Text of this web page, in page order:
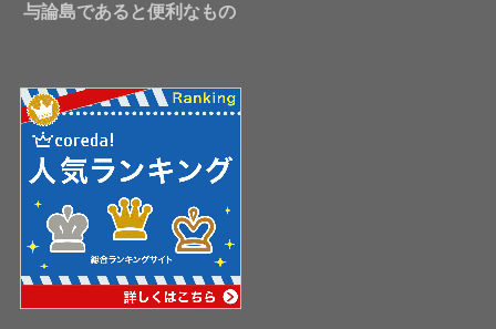
与論島であると便利なもの